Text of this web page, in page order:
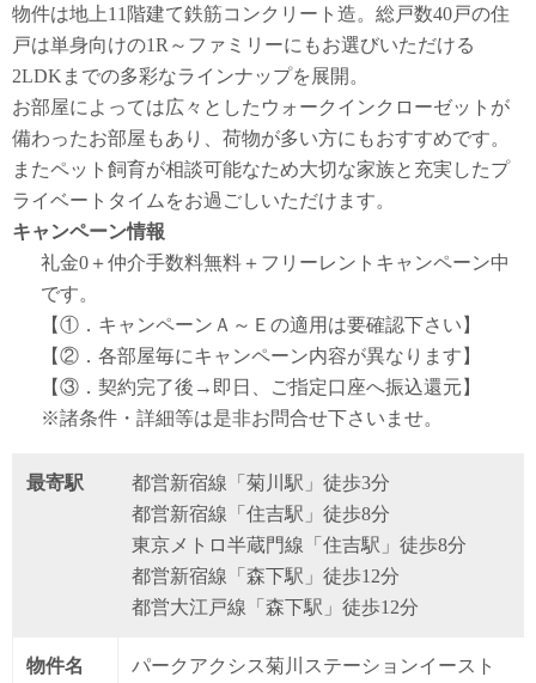
物件は地上11階建て鉄筋コンクリート造。総戸数40戸の住
戸は単身向けの1R～ファミリーにもお選びいただける
2LDKまでの多彩なラインナップを展開。
お部屋によっては広々としたウォークインクローゼットが
備わったお部屋もあり、荷物が多い方にもおすすめです。
またペット飼育が相談可能なため大切な家族と充実したプ
ライベートタイムをお過ごしいただけます。
キャンペーン情報
礼金0 ＋仲介手数料無料 ＋ フリーレント キャンペーン中
です。
【①．キャンペーンＡ～Ｅの適用は要確認下さい】
【②．各部屋毎にキャンペーン内容が異なります】
【③．契約完了後→即日、ご指定口座へ振込還元】
※諸条件・詳細等は是非お問合せ下さいませ。
最寄駅
都営新宿線「菊川駅」徒歩3分
都営新宿線「住吉駅」徒歩8分
東京メトロ半蔵門線「住吉駅」徒歩8分
都営新宿線「森下駅」徒歩12分
都営大江戸線「森下駅」徒歩12分
物件名 パークアクシス菊川ステーションイースト